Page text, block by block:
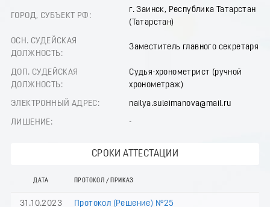
ГОРОД, СУБЪЕКТ РФ:
г. Заинск, Республика Татарстан
(Татарстан)
ОСН. СУДЕЙСКАЯ
ДОЛЖНОСТЬ:
Заместитель главного секретаря
ДОП. СУДЕЙСКАЯ
ДОЛЖНОСТЬ:
Судья-хронометрист (ручной
хронометраж)
ЭЛЕКТРОННЫЙ АДРЕС: nailya.suleimanova@mail.ru
ЛИШЕНИЕ: -
СРОКИ АТТЕСТАЦИИ
ДАТА ПРОТОКОЛ / ПРИКАЗ
31.10.2023 Протокол (Решение) №25